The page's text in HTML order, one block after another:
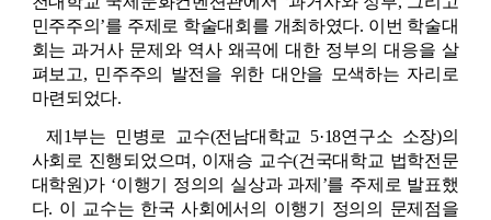
민주주의’를 주제로 학술대회를 개최하였다. 이번 학술대
회는 과거사 문제와 역사 왜곡에 대한 정부의 대응을 살
펴보고, 민주주의 발전을 위한 대안을 모색하는 자리로
마련되었다.
제1부는 민병로 교수(전남대학교 5·18연구소 소장)의
사회로 진행되었으며, 이재승 교수(건국대학교 법학전문
대학원)가 ‘이행기 정의의 실상과 과제’를 주제로 발표했
다. 이 교수는 한국 사회에서의 이행기 정의의 문제점을